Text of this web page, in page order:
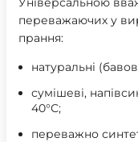
переважаючих у
прання:
натуральні
сумішеві,
40°С;
переважно